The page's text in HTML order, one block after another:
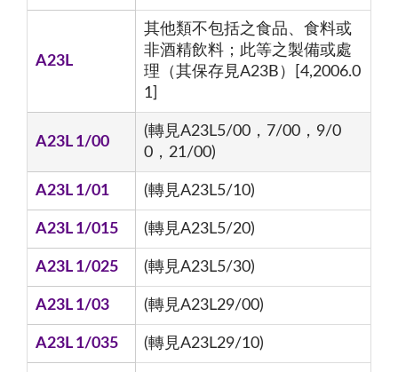
A23L
其他類不包括之食品、食料或
非酒精飲料；此等之製備或處
理（其保存見A23B）[4,2006.0
1]
A23L 1/00
(轉見A23L5/00，7/00，9/0
0，21/00)
A23L 1/01 (轉見A23L5/10)
A23L 1/015 (轉見A23L5/20)
A23L 1/025 (轉見A23L5/30)
A23L 1/03 (轉見A23L29/00)
A23L 1/035 (轉見A23L29/10)